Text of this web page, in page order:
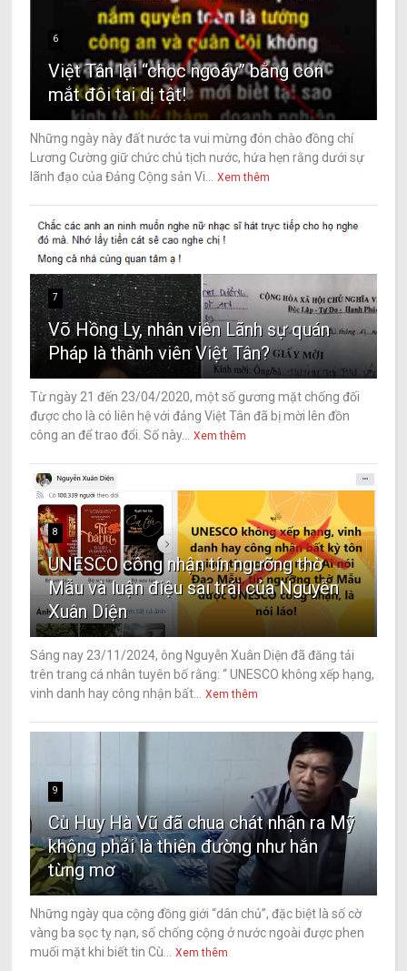
6
Việt Tân lại “chọc ngoáy” bằng con
mắt đôi tai dị tật!
Những ngày này đất nước ta vui mừng đón chào đồng chí
Lương Cường giữ chức chủ tịch nước, hứa hẹn rằng dưới sự
lãnh đạo của Đảng Cộng sản Vi...
Xem thêm
7
Võ Hồng Ly, nhân viên Lãnh sự quán
Pháp là thành viên Việt Tân?
Từ ngày 21 đến 23/04/2020, một số gương mặt chống đối
được cho là có liên hệ với đảng Việt Tân đã bị mời lên đồn
công an để trao đổi. Số này...
Xem thêm
8
UNESCO công nhận tín ngưỡng thờ
Mẫu và luận điệu sai trái của Nguyễn
Xuân Diện
Sáng nay 23/11/2024, ông Nguyễn Xuân Diện đã đăng tải
trên trang cá nhân tuyên bố rằng: “ UNESCO không xếp hạng,
vinh danh hay công nhận bất...
Xem thêm
9
Cù Huy Hà Vũ đã chua chát nhận ra Mỹ
không phải là thiên đường như hắn
từng mơ
Những ngày qua cộng đồng giới “dân chủ”, đặc biệt là số cờ
vàng ba sọc tỵ nạn, số chống cộng ở nước ngoài được phen
muối mặt khi biết tin Cù...
Xem thêm